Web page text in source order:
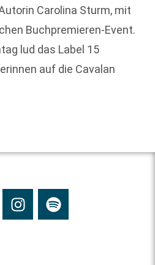
Carolina Sturm, mit
Buchpremieren-Event.
lud das Label 15
auf die Cavalan